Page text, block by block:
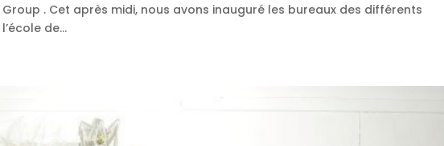
Group . Cet après midi, nous avons inauguré les bureaux des différents
de...